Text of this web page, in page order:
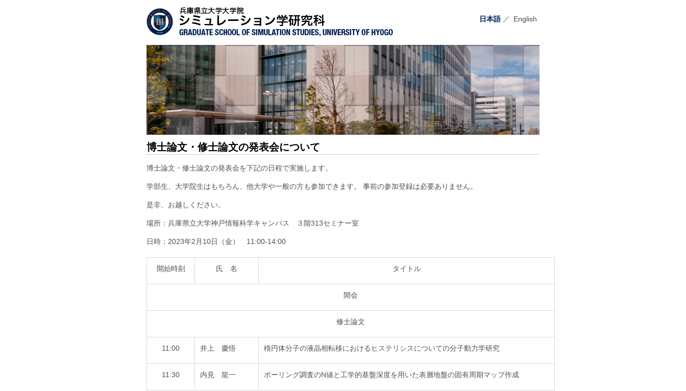
日本語 ／ English
博士論文・修士論文の発表会について
博士論文・修士論文の発表会を下記の日程で実施します。
学部生、大学院生はもちろん、他大学や一般の方も参加できます。 事前の参加登録は必要ありません。
是非、お越しください。
場所：兵庫県立大学神戸情報科学キャンパス ３階313セミナー室
日時：2023年2月10日（金） 11:00-14:00
開始時刻 氏 名 タイトル
開会
修士論文
11:00 井上 慶悟 楕円体分子の液晶相転移におけるヒステリシスについての分子動力学研究
11:30 内見 龍一 ボーリング調査のN値と工学的基盤深度を用いた表層地盤の固有周期マップ作成